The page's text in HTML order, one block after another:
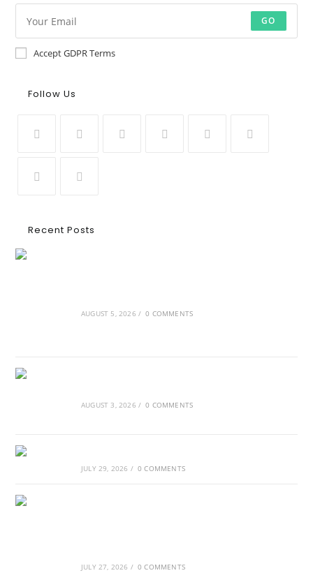
GO
Accept GDPR Terms
Follow Us
Recent Posts
AUGUST 5, 2026 / 0 COMMENTS
AUGUST 3, 2026 / 0 COMMENTS
JULY 29, 2026 / 0 COMMENTS
JULY 27, 2026 / 0 COMMENTS